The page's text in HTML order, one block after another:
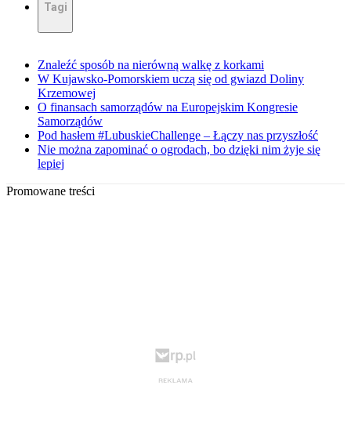
Tagi
Znaleźć sposób na nierówną walkę z korkami
W Kujawsko-Pomorskiem uczą się od gwiazd Doliny
Krzemowej
O finansach samorządów na Europejskim Kongresie
Samorządów
Pod hasłem #LubuskieChallenge – Łączy nas przyszłość
Nie można zapominać o ogrodach, bo dzięki nim żyje się
lepiej
Promowane treści